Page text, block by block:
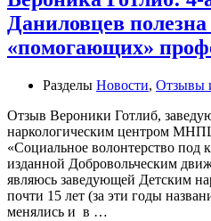
Даниловцев
«помогающих»
Разделы Новости, Отзывы
Отзыв Вероники Готлиб,
наркологическим центром
«Социальное волонтерство под
изданной Добровольческим
являюсь заведующей Детским
почти 15 лет (за эти годы
менялись и в …